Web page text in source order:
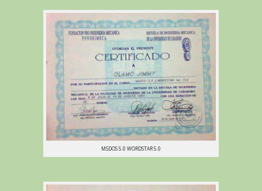
MSDOS 5.0 WORDSTAR 5.0